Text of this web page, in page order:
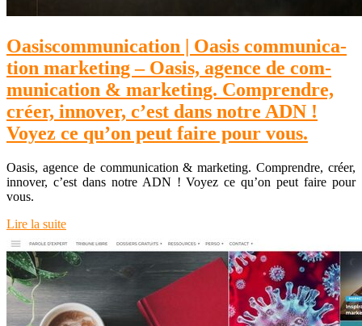
Oasis­com­munica­tion | Oasis com­munica­
tion marketing – Oasis, agence de com­
munica­tion & marketing. Comprendre,
créer, innover, c’est dans notre ADN !
Voyez ce qu’on peut faire pour vous.
Oasis, agence de communication & marketing. Comprendre, créer,
innover, c’est dans notre ADN ! Voyez ce qu’on peut faire pour
vous.
Lire la suite